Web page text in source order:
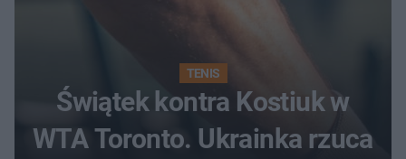
TENIS
Świątek kontra Kostiuk w
WTA Toronto. Ukrainka rzuca